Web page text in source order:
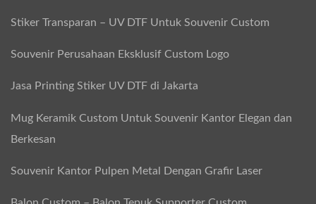
Stiker Transparan – UV DTF Untuk Souvenir Custom
Souvenir Perusahaan Eksklusif Custom Logo
Jasa Printing Stiker UV DTF di Jakarta
Mug Keramik Custom Untuk Souvenir Kantor Elegan dan
Berkesan
Souvenir Kantor Pulpen Metal Dengan Grafir Laser